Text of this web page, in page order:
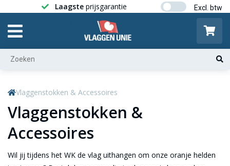
Laagste prijsgarantie Gratis
Vlaggenstokken & Accessoires
Vlaggenstokken &
Accessoires
Wil jij tijdens het WK de vlag uithangen om onze oranje helden